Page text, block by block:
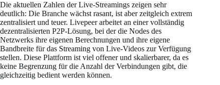
Die aktuellen Zahlen der Live-Streamings zeigen sehr
deutlich: Die Branche wächst rasant, ist aber zeitgleich extrem
zentralisiert und teuer. Livepeer arbeitet an einer vollständig
dezentralisierten P2P-Lösung, bei der die Nodes des
Netzwerks ihre eigenen Berechnungen und ihre eigene
Bandbreite für das Streaming von Live-Videos zur Verfügung
stellen. Diese Plattform ist viel offener und skalierbarer, da es
keine Begrenzung für die Anzahl der Verbindungen gibt, die
gleichzeitig bedient werden können.